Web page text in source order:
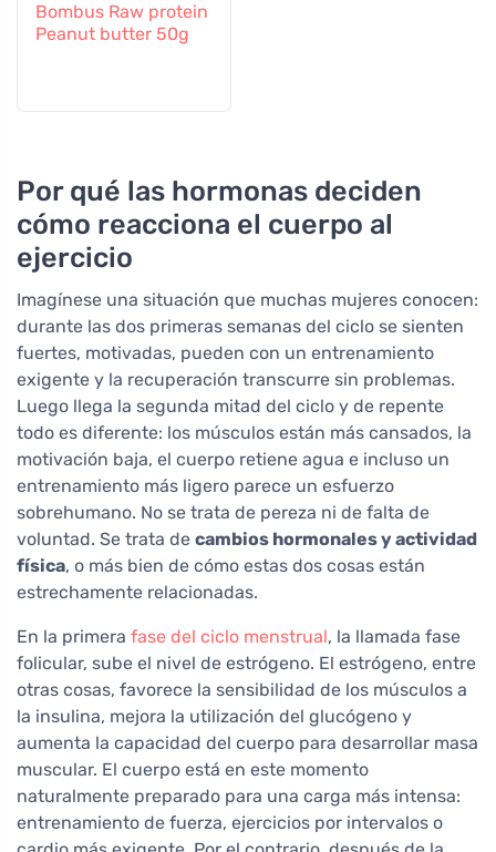
Bombus Raw protein
Peanut butter 50g
Por qué las hormonas deciden
cómo reacciona el cuerpo al
ejercicio
Imagínese una situación que muchas mujeres conocen:
durante las dos primeras semanas del ciclo se sienten
fuertes, motivadas, pueden con un entrenamiento
exigente y la recuperación transcurre sin problemas.
Luego llega la segunda mitad del ciclo y de repente
todo es diferente: los músculos están más cansados, la
motivación baja, el cuerpo retiene agua e incluso un
entrenamiento más ligero parece un esfuerzo
sobrehumano. No se trata de pereza ni de falta de
voluntad. Se trata de cambios hormonales y actividad
física, o más bien de cómo estas dos cosas están
estrechamente relacionadas.
En la primera fase del ciclo menstrual, la llamada fase
folicular, sube el nivel de estrógeno. El estrógeno, entre
otras cosas, favorece la sensibilidad de los músculos a
la insulina, mejora la utilización del glucógeno y
aumenta la capacidad del cuerpo para desarrollar masa
muscular. El cuerpo está en este momento
naturalmente preparado para una carga más intensa:
entrenamiento de fuerza, ejercicios por intervalos o